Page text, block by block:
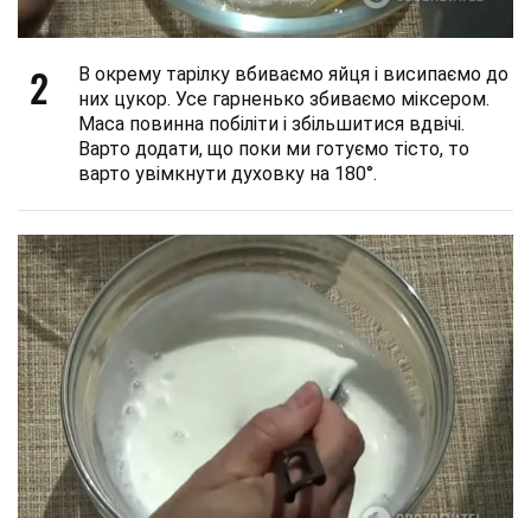
2
В окрему тарілку вбиваємо яйця і висипаємо до
них цукор. Усе гарненько збиваємо міксером.
Маса повинна побіліти і збільшитися вдвічі.
Варто додати, що поки ми готуємо тісто, то
варто увімкнути духовку на 180°.